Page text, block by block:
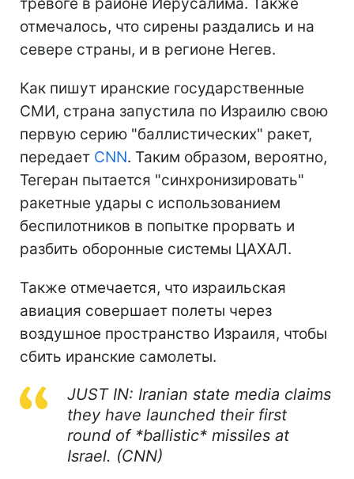
отмечалось, что сирены раздались и на
севере страны, и в регионе Негев.
Как пишут иранские государственные
СМИ, страна запустила по Израилю свою
первую серию "баллистических" ракет,
передает CNN. Таким образом, вероятно,
Тегеран пытается "синхронизировать"
ракетные удары с использованием
беспилотников в попытке прорвать и
разбить оборонные системы ЦАХАЛ.
Также отмечается, что израильская
авиация совершает полеты через
воздушное пространство Израиля, чтобы
сбить иранские самолеты.
JUST IN: Iranian state media claims
they have launched their first
round of *ballistic* missiles at
Israel. (CNN)